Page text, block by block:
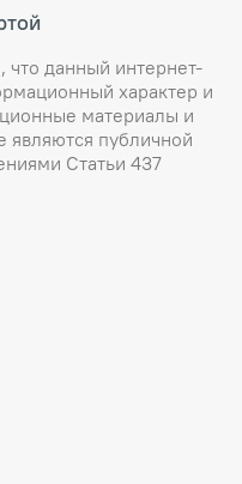
данный интернет-
характер и
материалы и
публичной
Статьи 437